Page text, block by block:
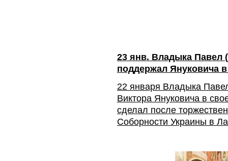
23 янв. Владыка Павел
поддержал Януковича
22 января Владыка
Виктора Януковича в
сделал после
Соборности Украины в